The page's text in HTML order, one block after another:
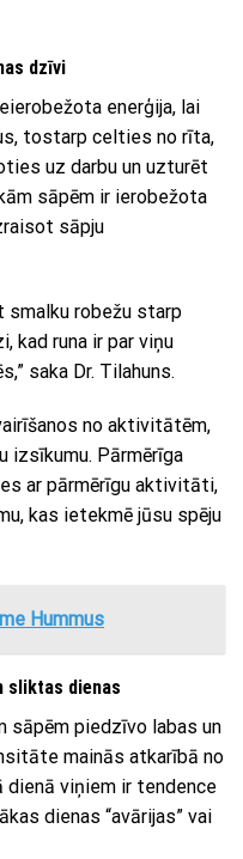
dzīvi
enerģija, lai
tostarp celties no rīta,
uz darbu un uzturēt
sāpēm ir ierobežota
sāpju
smalku robežu starp
kad runa ir par viņu
saka Dr. Tilahuns.
no aktivitātēm,
izsīkumu. Pārmērīga
ar pārmērīgu aktivitāti,
kas ietekmē jūsu spēju
Hummus
sliktas dienas
sāpēm piedzīvo labas un
mainās atkarībā no
dienā viņiem ir tendence
dienas “avārijas” vai